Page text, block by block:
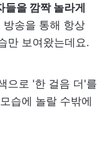
을 깜짝 놀라게
방송을 통해 항상
만 보여왔는데요.
으로 '한 걸음 더'를
습에 놀랄 수밖에